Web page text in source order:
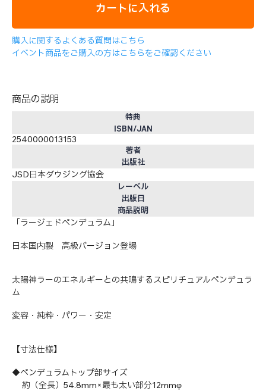
カートに入れる
購入に関するよくある質問はこちら
イベント商品をご購入の方はこちらをご確認ください
商品の説明
特典
ISBN/JAN
2540000013153
著者
出版社
JSD日本ダウジング協会
レーベル
出版日
商品説明
「ラージェドペンデュラム」
日本国内製 高級バージョン登場
太陽神ラーのエネルギーとの共鳴するスピリチュアルペンデュラ
ム
変容・純粋・パワー・安定
【寸法仕様】
◆ペンデュラムトップ部サイズ
約（全長）54.8mm×最も太い部分12mmφ